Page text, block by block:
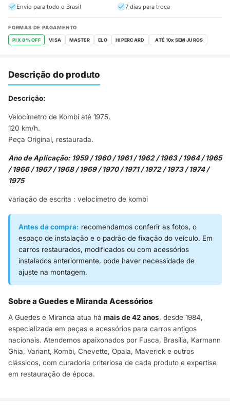
Envio para todo o Brasil
7 dias para troca
FORMAS DE PAGAMENTO
PIX 8% OFF VISA MASTER ELO HIPERCARD
Descrição do produto
Descrição:
Velocímetro de Kombi até 1975.
120 km/h.
Peça Original, restaurada.
Ano de Aplicação: 1959 / 1960 / 1961 / 1962 / 1963 / 1964 / 1965
/ 1966 / 1967 / 1968 / 1969 / 1970 / 1971 / 1972 / 1973 / 1974 /
1975
variação de escrita : velocimetro de kombi
Antes da compra: recomendamos conferir as fotos, o
espaço de instalação e o padrão de fixação do veículo. Em
carros restaurados, modificados ou com acessórios
instalados anteriormente, pode haver necessidade de
ajuste na montagem.
Sobre a Guedes e Miranda Acessórios
A Guedes e Miranda atua há mais de 42 anos, desde 1984,
especializada em peças e acessórios para carros antigos
nacionais. Atendemos apaixonados por Fusca, Brasília, Karmann
Ghia, Variant, Kombi, Chevette, Opala, Maverick e outros
clássicos, com curadoria criteriosa de cada produto e expertise
em restauração de época.